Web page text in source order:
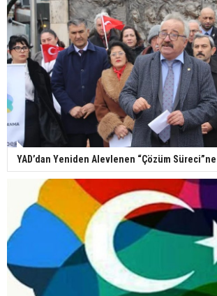
YAD’dan Yeniden Alevlenen “Çözüm